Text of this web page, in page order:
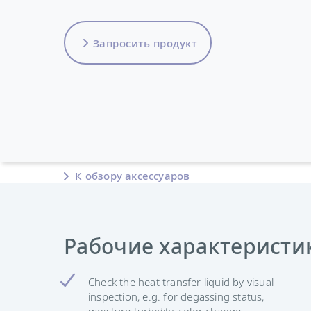
Запросить продукт
К обзору аксессуаров
Рабочие
Check the heat transfer liquid by visual
inspection, e.g. for degassing status,